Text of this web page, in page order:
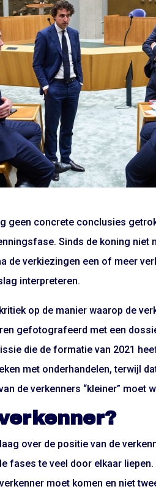
geen concrete conclusies
Sinds de koning niet
de verkiezingen een of meer
interpreteren.
op de manier waarop de
gefotografeerd met een
die de formatie van 2021
met onderhandelen, terwijl
de verkenners “kleiner” moet
over de positie van de
fases te veel door elkaar
moet komen en niet